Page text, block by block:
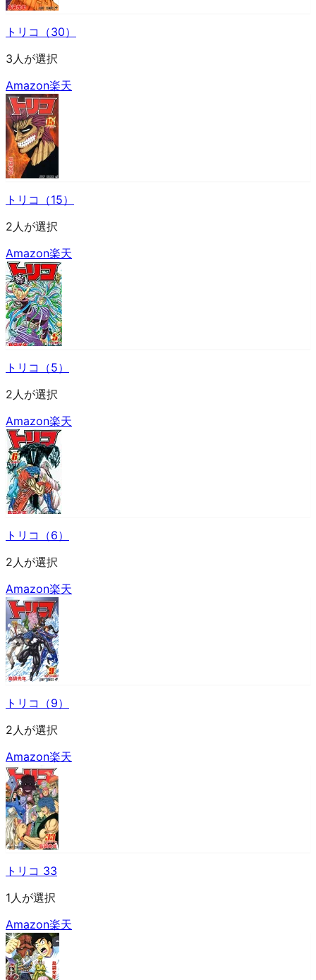
トリコ（30）
3人が選択
Amazon楽天
トリコ（15）
2人が選択
Amazon楽天
トリコ（5）
2人が選択
Amazon楽天
トリコ（6）
2人が選択
Amazon楽天
トリコ（9）
2人が選択
Amazon楽天
トリコ 33
1人が選択
Amazon楽天